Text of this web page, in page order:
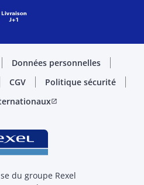
Données personnelles
CGV
Politique sécurité
open_in_new
du groupe Rexel